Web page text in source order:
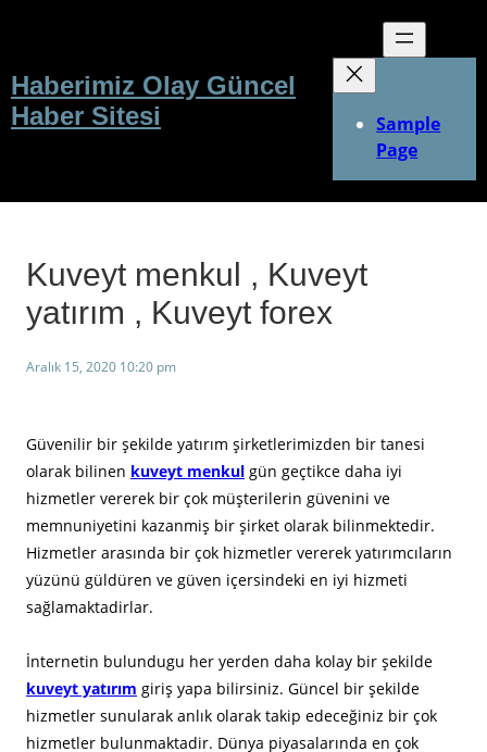
Haberimiz Olay Güncel
Haber Sitesi
Sample
Page
Kuveyt menkul , Kuveyt
yatırım , Kuveyt forex
Aralık 15, 2020 10:20 pm
Güvenilir bir şekilde yatırım şirketlerimizden bir tanesi
olarak bilinen kuveyt menkul gün geçtikce daha iyi
hizmetler vererek bir çok müşterilerin güvenini ve
memnuniyetini kazanmiş bir şirket olarak bilinmektedir.
Hizmetler arasında bir çok hizmetler vererek yatırımcıların
yüzünü güldüren ve güven içersindeki en iyi hizmeti
sağlamaktadirlar.
İnternetin bulundugu her yerden daha kolay bir şekilde
kuveyt yatırım giriş yapa bilirsiniz. Güncel bir şekilde
hizmetler sunularak anlık olarak takip edeceğiniz bir çok
hizmetler bulunmaktadir. Dünya piyasalarında en çok